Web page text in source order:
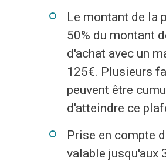
Chantiers en
Le montant de la
50% du montant
d'achat avec un
125€. Plusieurs
peuvent être
d'atteindre ce
Prise en compte
valable jusqu'aux